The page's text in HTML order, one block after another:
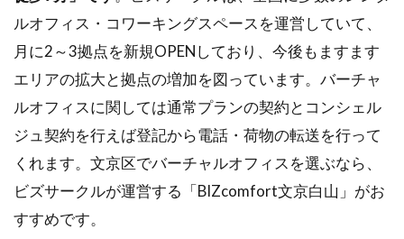
ルオフィス・コワーキングスペースを運営していて、
月に2～3拠点を新規OPENしており、今後もますます
エリアの拡大と拠点の増加を図っています。バーチャ
ルオフィスに関しては通常プランの契約とコンシェル
ジュ契約を行えば登記から電話・荷物の転送を行って
くれます。文京区でバーチャルオフィスを選ぶなら、
ビズサークルが運営する「BIZcomfort文京白山」がお
すすめです。